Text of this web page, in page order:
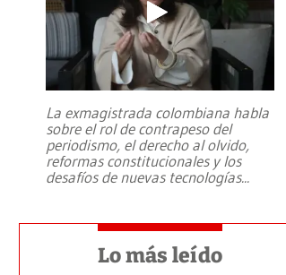
La exmagistrada colombiana habla
sobre el rol de contrapeso del
periodismo, el derecho al olvido,
reformas constitucionales y los
desafíos de nuevas tecnologías...
Lo más leído